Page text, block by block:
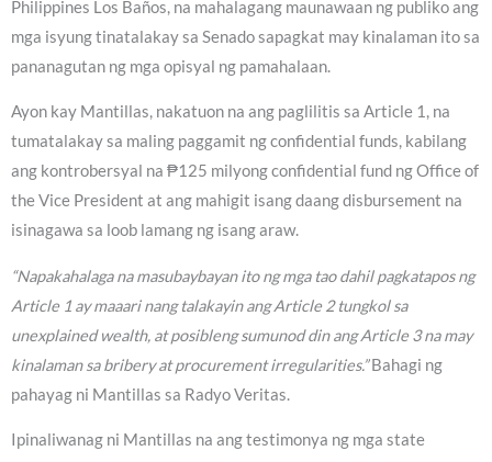
Philippines Los Baños, na mahalagang maunawaan ng publiko ang
mga isyung tinatalakay sa Senado sapagkat may kinalaman ito sa
pananagutan ng mga opisyal ng pamahalaan.
Ayon kay Mantillas, nakatuon na ang paglilitis sa Article 1, na
tumatalakay sa maling paggamit ng confidential funds, kabilang
ang kontrobersyal na ₱125 milyong confidential fund ng Office of
the Vice President at ang mahigit isang daang disbursement na
isinagawa sa loob lamang ng isang araw.
“Napakahalaga na masubaybayan ito ng mga tao dahil pagkatapos ng
Article 1 ay maaari nang talakayin ang Article 2 tungkol sa
unexplained wealth, at posibleng sumunod din ang Article 3 na may
kinalaman sa bribery at procurement irregularities.”Bahagi ng
pahayag ni Mantillas sa Radyo Veritas.
Ipinaliwanag ni Mantillas na ang testimonya ng mga state